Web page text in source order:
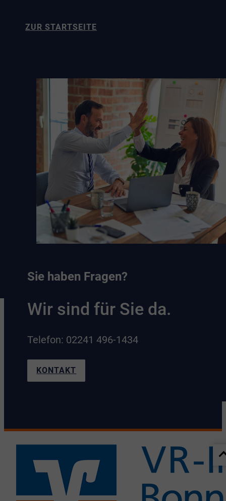
ZUR STARTSEITE
Sie haben Fragen?
Wir sind für Sie da.
Telefon: 02241 496-1434
KONTAKT